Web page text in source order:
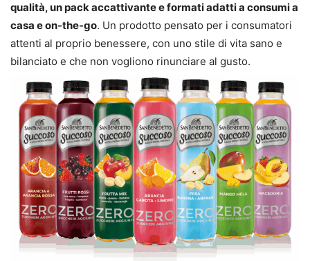
qualità, un pack accattivante e formati adatti a consumi a
casa e on-the-go. Un prodotto pensato per i consumatori
attenti al proprio benessere, con uno stile di vita sano e
bilanciato e che non vogliono rinunciare al gusto.